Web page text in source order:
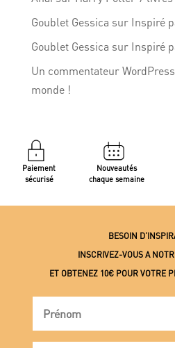
Goublet Gessica sur Inspiré
Goublet Gessica sur Inspiré
Un commentateur WordPress
monde !
Paiement
sécurisé
Nouveautés
chaque semaine
BESOIN
INSCRIVEZ-VOUS A
ET OBTENEZ 10€ POUR VOTRE